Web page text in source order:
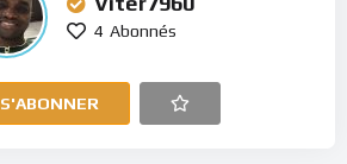
4 Abonnés
S'ABONNER